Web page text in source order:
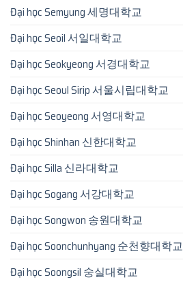
Đại học Semyung 세명대학교
Đại học Seoil 서일대학교
Đại học Seokyeong 서경대학교
Đại học Seoul Sirip 서울시립대학교
Đại học Seoyeong 서영대학교
Đại học Shinhan 신한대학교
Đại học Silla 신라대학교
Đại học Sogang 서강대학교
Đại học Songwon 송원대학교
Đại học Soonchunhyang 순천향대학교
Đại học Soongsil 숭실대학교